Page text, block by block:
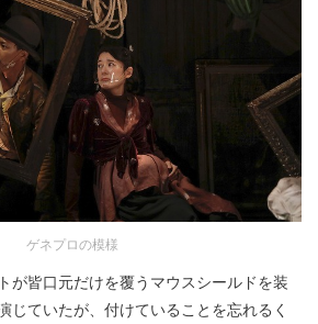
ゲネプロの模様
が皆口元だけを覆うマウスシールドを装
じていたが、付けていることを忘れるく